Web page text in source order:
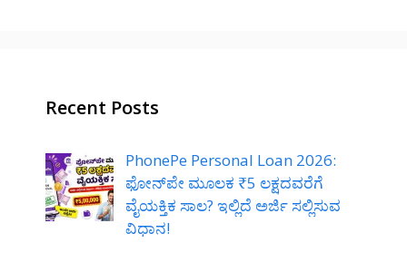
Recent Posts
PhonePe Personal Loan 2026:
ಫೋನ್‌ಪೇ ಮೂಲಕ ₹5 ಲಕ್ಷದವರೆಗೆ
ವೈಯಕ್ತಿಕ ಸಾಲ? ಇಲ್ಲಿದೆ ಅರ್ಜಿ ಸಲ್ಲಿಸುವ
ವಿಧಾನ!